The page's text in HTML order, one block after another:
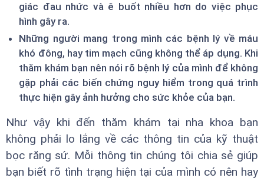
giác đau nhức và ê buốt nhiều hơn do việc phục
hình gây ra.
Những người mang trong mình các bệnh lý về máu
khó đông, hay tim mạch cũng không thể áp dụng. Khi
thăm khám bạn nên nói rõ bệnh lý của mình để không
gặp phải các biến chứng nguy hiểm trong quá trình
thực hiện gây ảnh hưởng cho sức khỏe của bạn.
Như vậy khi đến thăm khám tại nha khoa bạn
không phải lo lắng về các thông tin của kỹ thuật
bọc răng sứ. Mỗi thông tin chúng tôi chia sẻ giúp
bạn biết rõ tình trạng hiện tại của mình có nên hay